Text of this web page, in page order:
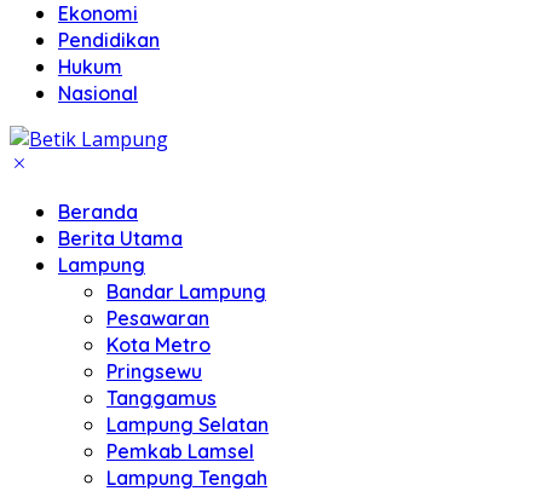
Ekonomi
Pendidikan
Hukum
Nasional
Beranda
Berita Utama
Lampung
Bandar Lampung
Pesawaran
Kota Metro
Pringsewu
Tanggamus
Lampung Selatan
Pemkab Lamsel
Lampung Tengah